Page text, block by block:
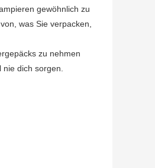
gewöhnlich zu
was Sie verpacken,
zu nehmen
nie dich sorgen.